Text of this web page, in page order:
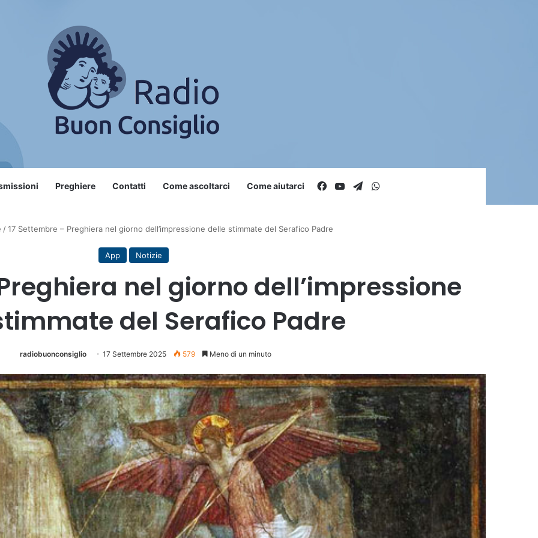
Preghiere Contatti Come ascoltarci Come aiutarci Facebook
You TubeTelegram
/ 17 Settembre – Preghiera nel giorno dell’impressione delle stimmate del Serafico Padre
App Notizie
nel giorno dell’impressione
del Serafico Padre
radiobuonconsiglio 17 Settembre 2025 579 Meno di un minuto